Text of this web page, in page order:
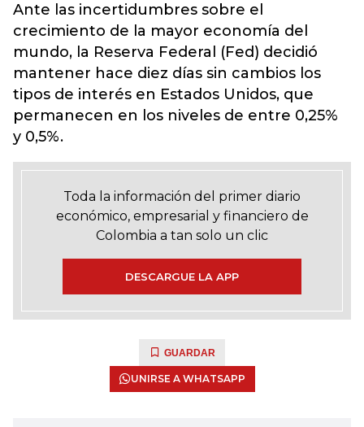
Ante las incertidumbres sobre el
crecimiento de la mayor economía del
mundo, la Reserva Federal (Fed) decidió
mantener hace diez días sin cambios los
tipos de interés en Estados Unidos, que
permanecen en los niveles de entre 0,25%
y 0,5%.
Toda la información del primer diario
económico, empresarial y financiero de
Colombia a tan solo un clic
DESCARGUE LA APP
GUARDAR
UNIRSE A WHATSAPP